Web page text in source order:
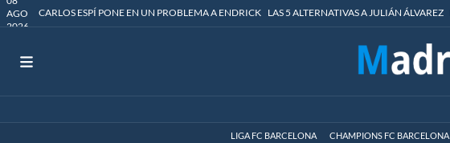
AGO
2026
CARLOS ESPÍ PONE EN UN PROBLEMA A ENDRICK LAS 5 ALTERNATIVAS A JULIÁN ÁLVAREZ
LIGA FC BARCELONA CHAMPIONS FC BARCELONA